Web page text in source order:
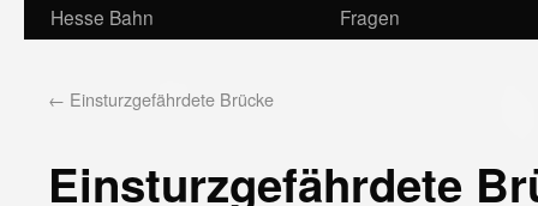
Hesse Bahn
Fragen
← Einsturzgefährdete Brücke
Einsturzgefährdete